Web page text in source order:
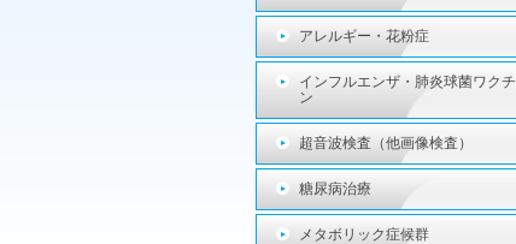
アレルギー・花粉症
インフルエンザ・肺炎球菌ワクチ
ン
超音波検査（他画像検査）
糖尿病治療
メタボリック症候群